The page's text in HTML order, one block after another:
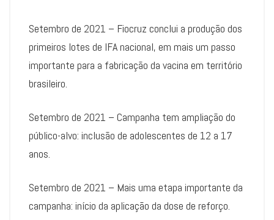
Setembro de 2021 – Fiocruz conclui a produção dos
primeiros lotes de IFA nacional, em mais um passo
importante para a fabricação da vacina em território
brasileiro.
Setembro de 2021 – Campanha tem ampliação do
público-alvo: inclusão de adolescentes de 12 a 17
anos.
Setembro de 2021 – Mais uma etapa importante da
campanha: início da aplicação da dose de reforço.